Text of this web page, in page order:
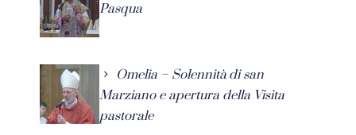
Pasqua
Omelia – Solennità di san
Marziano e apertura della Visita
pastorale